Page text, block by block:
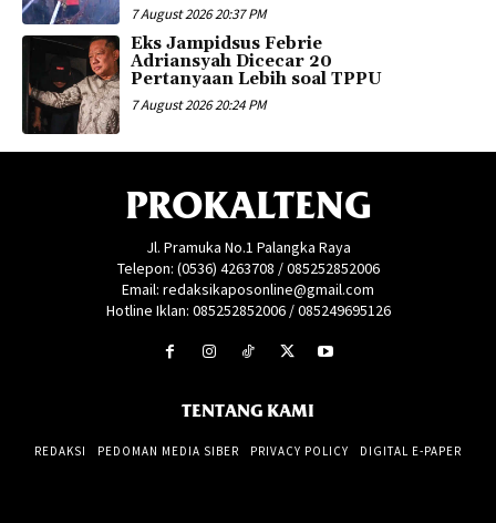
7 August 2026 20:37 PM
Eks Jampidsus Febrie
Adriansyah Dicecar 20
Pertanyaan Lebih soal TPPU
7 August 2026 20:24 PM
PROKALTENG
Jl. Pramuka No.1 Palangka Raya
Telepon: (0536) 4263708 / 085252852006
Email: redaksikaposonline@gmail.com
Hotline Iklan: 085252852006 / 085249695126
TENTANG KAMI
REDAKSI PEDOMAN MEDIA SIBER PRIVACY POLICY DIGITAL E-PAPER